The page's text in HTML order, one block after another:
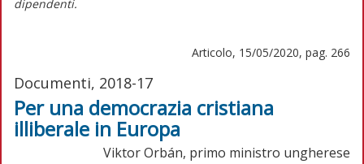
dipendenti.
Articolo, 15/05/2020, pag. 266
Documenti, 2018-17
Per una democrazia cristiana
illiberale in Europa
Viktor Orbán, primo ministro ungherese